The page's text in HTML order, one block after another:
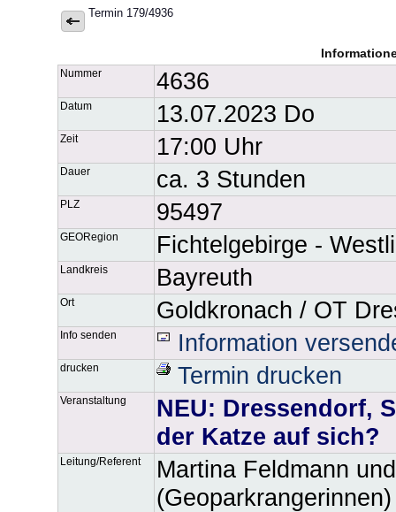
Termin 179/4936
Nummer 4636
Datum 13.07.2023 Do
Zeit 17:00 Uhr
Dauer ca. 3 Stunden
PLZ 95497
GEORegion Fichtelgebirge -
Landkreis Bayreuth
Ort Goldkronach / OT
Info senden Information
drucken Termin drucken
Veranstaltung
NEU: Dressendorf,
der Katze auf sich?
Leitung/Referent
Martina Feldmann
(Geoparkrangerinnen)